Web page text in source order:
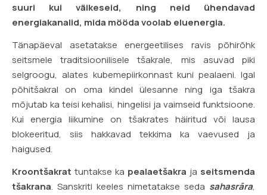
suuri kui väikeseid, ning neid ühendavad
energiakanalid, mida mööda voolab eluenergia.
Tänapäeval asetatakse energeetilises ravis põhirõhk
seitsmele traditsioonilisele tšakrale, mis asuvad piki
selgroogu, alates kubemepiirkonnast kuni pealaeni. Igal
põhitšakral on oma kindel ülesanne ning iga tšakra
mõjutab ka teisi kehalisi, hingelisi ja vaimseid funktsioone.
Kui energia liikumine on tšakrates häiritud või lausa
blokeeritud, siis hakkavad tekkima ka vaevused ja
haigused.
Kroontšakrat tuntakse ka pealaetšakra ja seitsmenda
tšakrana. Sanskriti keeles nimetatakse seda sahasrāra,